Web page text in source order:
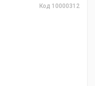
Код 10000312